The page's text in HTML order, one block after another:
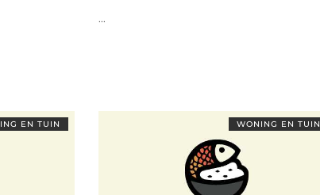
...
EN TUIN WONING EN TUIN